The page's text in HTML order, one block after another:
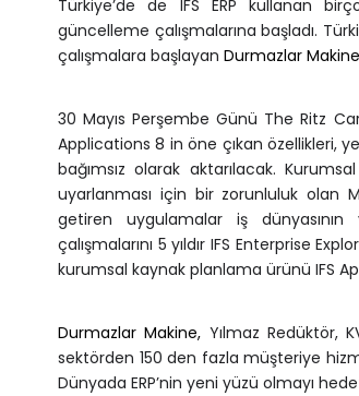
Türkiye’de de IFS ERP kullanan
güncelleme çalışmalarına başladı.
çalışmalara başlayan Durmazlar Makine
30 Mayıs Perşembe Günü The Ritz
Applications 8 in öne çıkan özellikleri,
bağımsız olarak aktarılacak.
uyarlanması için bir zorunluluk olan
getiren uygulamalar iş dünyasının
çalışmalarını 5 yıldır IFS Enterprise
kurumsal kaynak planlama ürünü IFS
Durmazlar Makine, Yılmaz Redüktör,
sektörden 150 den fazla müşteriye
Dünyada ERP’nin yeni yüzü olmayı